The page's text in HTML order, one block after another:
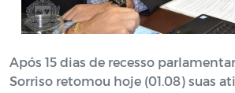
Após 15 dias de recesso
Sorriso retomou hoje (01.08) suas